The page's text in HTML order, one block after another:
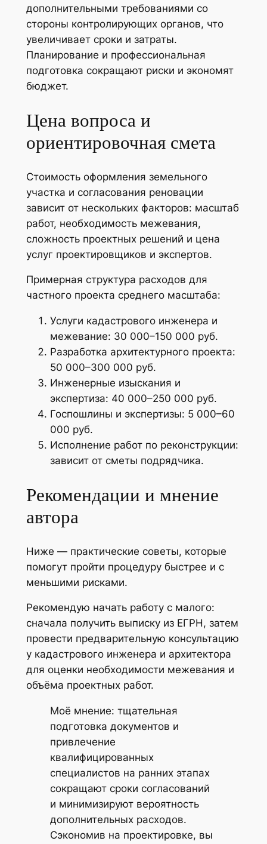
дополнительными требованиями со
стороны контролирующих органов, что
увеличивает сроки и затраты.
Планирование и профессиональная
подготовка сокращают риски и экономят
бюджет.
Цена вопроса и
ориентировочная смета
Стоимость оформления земельного
участка и согласования реновации
зависит от нескольких факторов: масштаб
работ, необходимость межевания,
сложность проектных решений и цена
услуг проектировщиков и экспертов.
Примерная структура расходов для
частного проекта среднего масштаба:
Услуги кадастрового инженера и
межевание: 30 000–150 000 руб.
Разработка архитектурного проекта:
50 000–300 000 руб.
Инженерные изыскания и
экспертиза: 40 000–250 000 руб.
Госпошлины и экспертизы: 5 000–60
000 руб.
Исполнение работ по реконструкции:
зависит от сметы подрядчика.
Рекомендации и мнение
автора
Ниже — практические советы, которые
помогут пройти процедуру быстрее и с
меньшими рисками.
Рекомендую начать работу с малого:
сначала получить выписку из ЕГРН, затем
провести предварительную консультацию
у кадастрового инженера и архитектора
для оценки необходимости межевания и
объёма проектных работ.
Моё мнение: тщательная
подготовка документов и
привлечение
квалифицированных
специалистов на ранних этапах
сокращают сроки согласований
и минимизируют вероятность
дополнительных расходов.
Сэкономив на проектировке, вы